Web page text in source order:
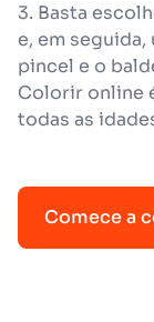
3. Basta
e, em
pincel e o
Colorir online
todas as
Comece a